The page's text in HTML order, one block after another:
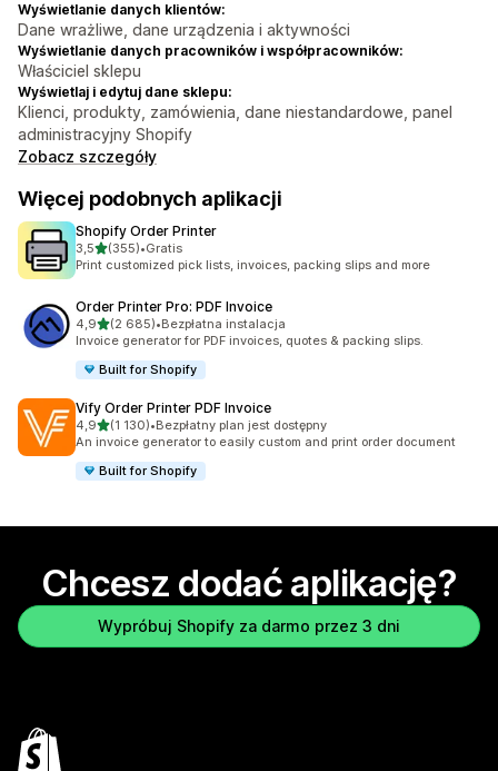
Wyświetlanie danych klientów:
Dane wrażliwe, dane urządzenia i aktywności
Wyświetlanie danych pracowników i współpracowników:
Właściciel sklepu
Wyświetlaj i edytuj dane sklepu:
Klienci, produkty, zamówienia, dane niestandardowe, panel
administracyjny Shopify
Zobacz szczegóły
Więcej podobnych aplikacji
Shopify Order Printer
3,5na 5 gwiazdek
(355)
Łączna liczba recenzji: 355
•Gratis
Print customized pick lists, invoices, packing slips and more
Order Printer Pro: PDF Invoice
4,9na 5 gwiazdek
(2 685)
Łączna liczba recenzji: 2685
•Bezpłatna instalacja
Invoice generator for PDF invoices, quotes & packing slips.
Built for Shopify
Vify Order Printer PDF Invoice
4,9na 5 gwiazdek
(1 130)
Łączna liczba recenzji: 1130
•Bezpłatny plan jest dostępny
An invoice generator to easily custom and print order document
Built for Shopify
Chcesz dodać aplikację?
Wypróbuj Shopify za darmo przez 3 dni